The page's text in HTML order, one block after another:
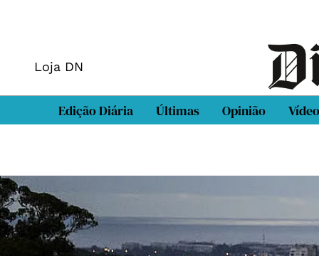
Loja DN
Edição Diária Últimas Opinião